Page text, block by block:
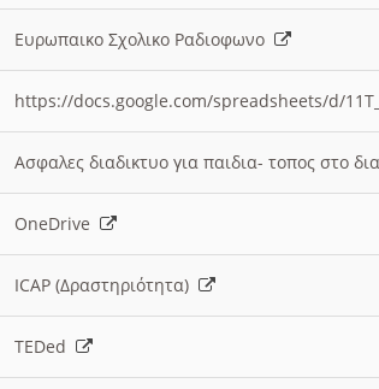
Ευρωπαικο Σχολικο Ραδιοφωνο
https://docs.google.com/spreadsheets/d/
Ασφαλες διαδικτυο για παιδια- τοπος στο
OneDrive
ICAP (Δραστηριότητα)
TEDed